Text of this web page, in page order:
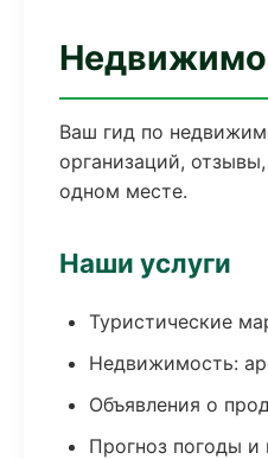
Ваш гид по
организаций,
одном месте.
Наши услуги
Туристические
Недвижимость:
Объявления о
Прогноз погоды и